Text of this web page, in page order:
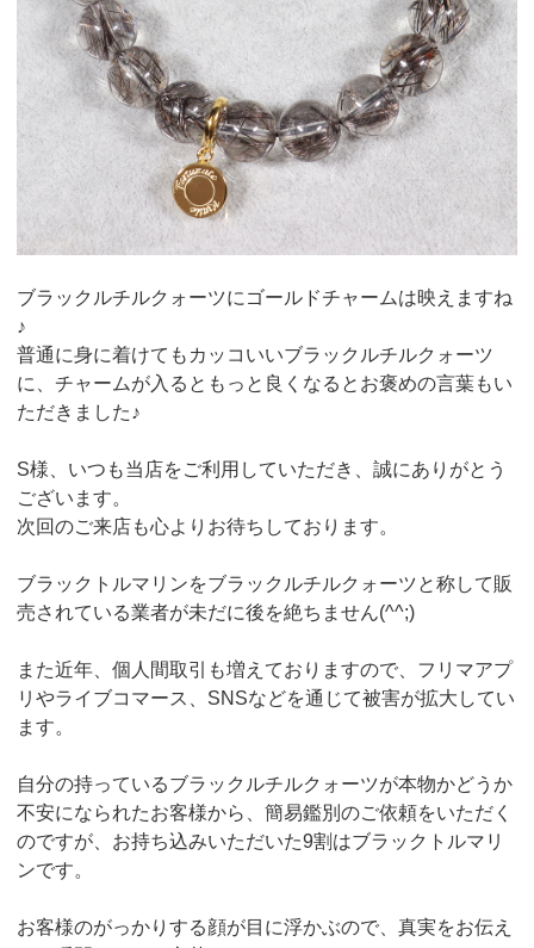
ブラックルチルクォーツにゴールドチャームは映えますね
♪
普通に身に着けてもカッコいいブラックルチルクォーツ
に、チャームが入るともっと良くなるとお褒めの言葉もい
ただきました♪
S様、いつも当店をご利用していただき、誠にありがとう
ございます。
次回のご来店も心よりお待ちしております。
ブラックトルマリンをブラックルチルクォーツと称して販
売されている業者が未だに後を絶ちません(^^;)
また近年、個人間取引も増えておりますので、フリマアプ
リやライブコマース、SNSなどを通じて被害が拡大してい
ます。
自分の持っているブラックルチルクォーツが本物かどうか
不安になられたお客様から、簡易鑑別のご依頼をいただく
のですが、お持ち込みいただいた9割はブラックトルマリ
ンです。
お客様のがっかりする顔が目に浮かぶので、真実をお伝え